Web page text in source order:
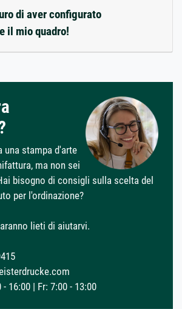
di aver configurato
il mio quadro!
una stampa d'arte
ma non sei
bisogno di consigli sulla scelta del
per l'ordinazione?
lieti di aiutarvi.
16:00 | Fr: 7:00 - 13:00